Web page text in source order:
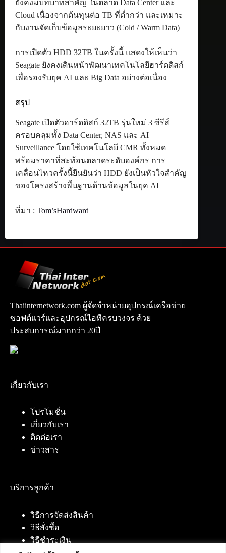
ยังคงมีบทบาทสำคัญ ในตลาด Data Center และ
Cloud เนื่องจากต้นทุนต่อ TB ที่ต่ำกว่า และเหมาะ
กับงานจัดเก็บข้อมูลระยะยาว (Cold / Warm Data)
การเปิดตัว HDD 32TB ในครั้งนี้ แสดงให้เห็นว่า
Seagate ยังคงเดินหน้าพัฒนาเทคโนโลยีฮาร์ดดิสก์
เพื่อรองรับยุค AI และ Big Data อย่างต่อเนื่อง
สรุป
Seagate เปิดตัวฮาร์ดดิสก์ 32TB รุ่นใหม่ 3 ซีรีส์
ครอบคลุมทั้ง Data Center, NAS และ AI
Surveillance โดยใช้เทคโนโลยี CMR ทั้งหมด
พร้อมราคาที่สะท้อนตลาดระดับองค์กร การ
เคลื่อนไหวครั้งนี้ยืนยันว่า HDD ยังเป็นหัวใจสำคัญ
ของโครงสร้างพื้นฐานด้านข้อมูลในยุค AI
ที่มา : Tom’sHardward
Thaiinternetwork.com ผู้จัดจำหน่ายอุปกรณ์เครือข่าย
ซอฟต์แวร์และอุปกรณ์ไอทีครบวงจร ด้วย
ประสบการณ์มากกว่า 20ปี
เกี่ยวกับเรา
โปรโมชั่น
เกี่ยวกับเรา
ติดต่อเรา
ข่าวสาร
บริการลูกค้า
วิธีการจัดส่งสินค้า
วิธีสั่งซื้อ
วิธีชำระเงิน